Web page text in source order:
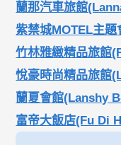
蘭那汽車旅館
紫禁城MOTEL主題
竹林雅緻精品旅館
悅豪時尚精品旅館
蘭夏會館(Lanshy
富帝大飯店(Fu Di